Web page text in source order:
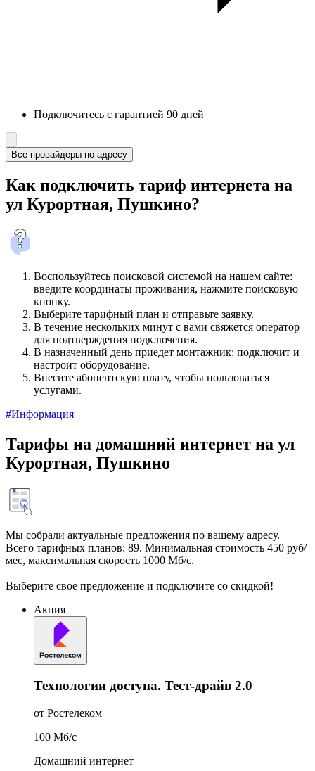
Подключитесь с гарантией 90 дней
Все провайдеры по адресу
Как подключить тариф интернета на
ул Курортная, Пушкино?
Воспользуйтесь поисковой системой на нашем сайте:
введите координаты проживания, нажмите поисковую
кнопку.
Выберите тарифный план и отправьте заявку.
В течение нескольких минут с вами свяжется оператор
для подтверждения подключения.
В назначенный день приедет монтажник: подключит и
настроит оборудование.
Внесите абонентскую плату, чтобы пользоваться
услугами.
#Информация
Тарифы на домашний интернет на ул
Курортная, Пушкино
Мы собрали актуальные предложения по вашему адресу.
Всего тарифных планов: 89. Минимальная стоимость 450 руб/
мес, максимальная скорость 1000 Мб/с.
Выберите свое предложение и подключите со скидкой!
Акция
Технологии доступа. Тест-драйв 2.0
от Ростелеком
100 Мб/c
Домашний интернет